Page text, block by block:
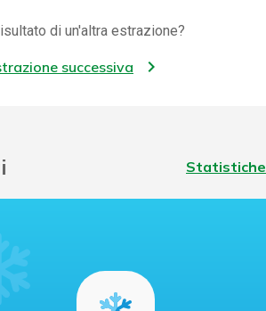
di un'altra estrazione?
successiva
Statistiche